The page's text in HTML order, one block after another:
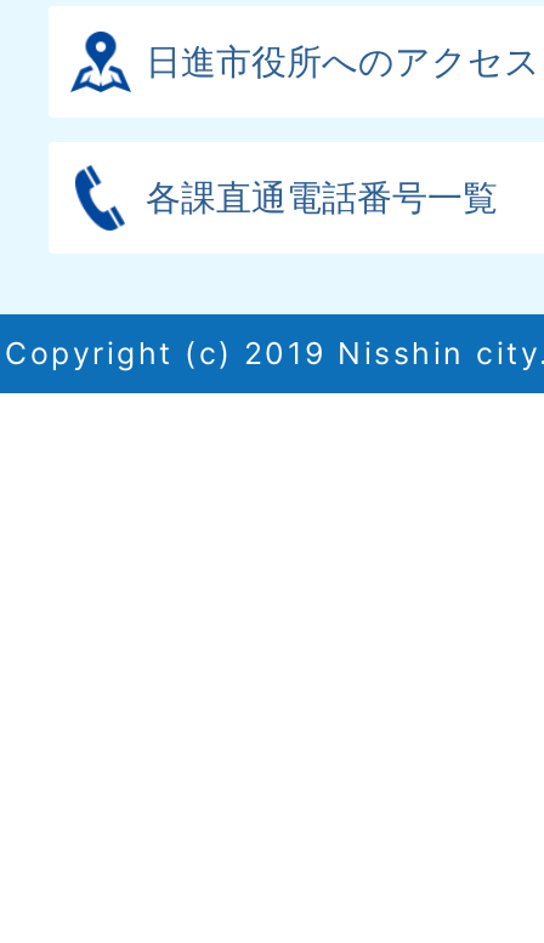
日進市役所へのアクセス
各課直通電話番号一覧
Copyright (c) 2019 Nisshin